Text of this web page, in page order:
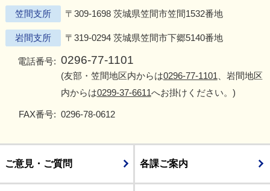
笠間支所 〒309-1698 茨城県笠間市笠間1532番地
岩間支所 〒319-0294 茨城県笠間市下郷5140番地
電話番号: 0296-77-1101
(友部・笠間地区内からは0296-77-1101 、岩間地区
内からは0299-37-6611へお掛けください。)
FAX番号: 0296-78-0612
ご意見・ご質問 各課ご案内